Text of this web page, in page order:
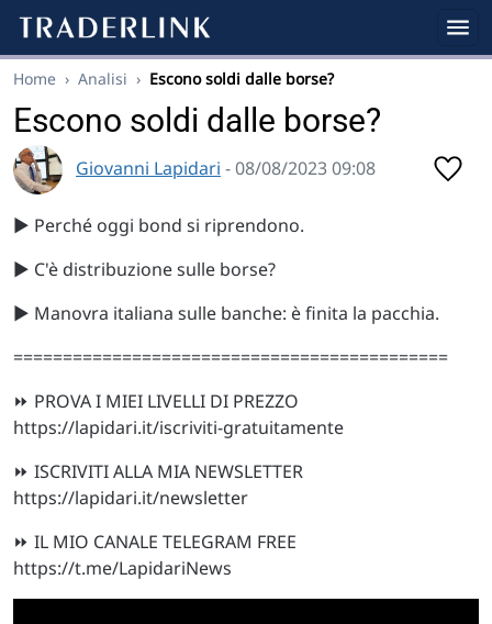
Home › Analisi › Escono soldi dalle borse?
Escono soldi dalle borse?
Giovanni Lapidari - 08/08/2023 09:08
▶️ Perché oggi bond si riprendono.
▶️ C'è distribuzione sulle borse?
▶️ Manovra italiana sulle banche: è finita la pacchia.
============================================
⏩ PROVA I MIEI LIVELLI DI PREZZO
https://lapidari.it/iscriviti-gratuitamente
⏩ ISCRIVITI ALLA MIA NEWSLETTER
https://lapidari.it/newsletter
⏩ IL MIO CANALE TELEGRAM FREE
https://t.me/LapidariNews